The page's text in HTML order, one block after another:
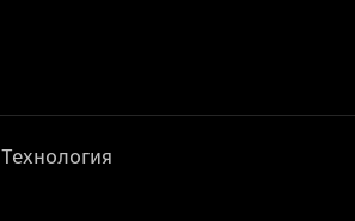
Технология